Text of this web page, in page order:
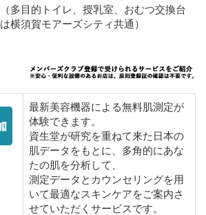
（多目的トイレ、授乳室、おむつ交換台
は横須賀モアーズシティ共通）
最新美容機器による無料肌測定が
体験できます。
資生堂が研究を重ねて来た日本の
肌データをもとに、多角的にあな
たの肌を分析して、
測定データとカウンセリングを用
いて最適なスキンケアをご案内さ
せていただくサービスです。